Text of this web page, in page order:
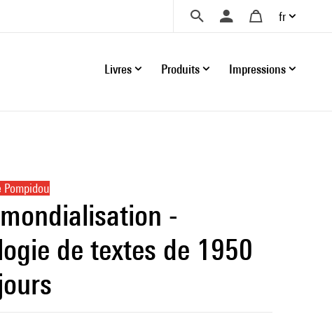
fr
Livres Produits Impressions
Pompidou
-
de textes de 1950